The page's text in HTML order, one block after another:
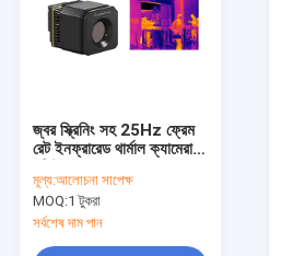
জ্বর স্ক্রিনিং সহ 25Hz ফ্রেম
রেট ইনফ্রারেড থার্মাল ক্যামেরা
মূল্য:আলোচনা সাপেক্ষ
MOQ:1 টুকরা
সর্বশেষ দাম পান